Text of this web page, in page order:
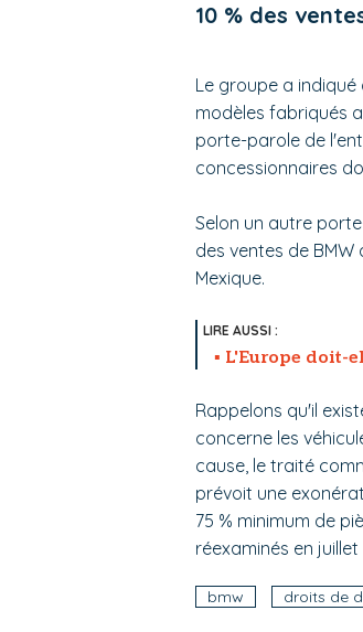
10 % des
Le groupe a indiqué
modèles fabriqués
porte-parole de
concessionnaires
Selon un autre
des ventes de
Mexique.
L'Europe doit-
Rappelons qu'il
concerne les
cause, le traité
prévoit une
75 % minimum de
réexaminés en juillet
bmw droits de